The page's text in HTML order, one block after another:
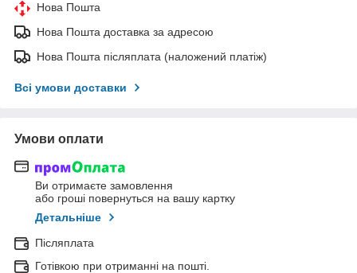
Нова Пошта
Нова Пошта доставка за адресою
Нова Пошта післяплата (наложений платіж)
Всі умови доставки
Умови оплати
Ви отримаєте замовлення
або гроші повернуться на вашу картку
Детальніше
Післяплата
Готівкою при отриманні на пошті.